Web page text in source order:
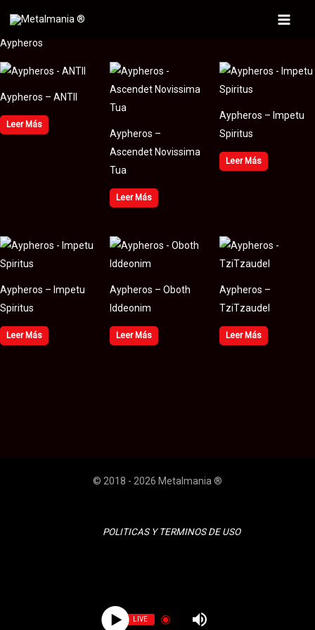
contenido
Main
Aypheros
Aypheros – ANTII
Leer Más
Aypheros –
Ascendet Novissima
Tua
Leer Más
Aypheros – Impetu
Spiritus
Leer Más
Aypheros – Impetu
Spiritus
Leer Más
Aypheros – Oboth
Iddeonim
Leer Más
Aypheros –
TziTzaudel
Leer Más
© 2018 - 2026 Metalmania ®
LIVE
POLITICAS Y TERMINOS DE USO